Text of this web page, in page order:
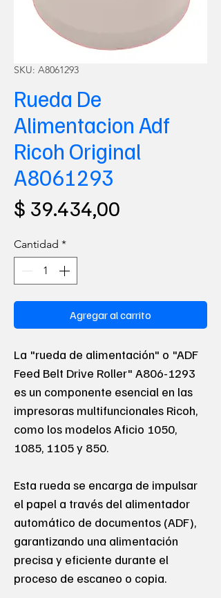
SKU: A8061293
Rueda De
Alimentacion Adf
Ricoh Original
A8061293
$ 39.434,00
Cantidad *
Agregar al carrito
La "rueda de alimentación" o "ADF
Feed Belt Drive Roller" A806-1293
es un componente esencial en las
impresoras multifuncionales Ricoh,
como los modelos Aficio 1050,
1085, 1105 y 850.
Esta rueda se encarga de impulsar
el papel a través del alimentador
automático de documentos (ADF),
garantizando una alimentación
precisa y eficiente durante el
proceso de escaneo o copia.